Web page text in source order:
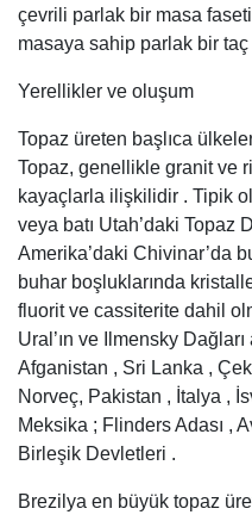
çevrili parlak bir masa
masaya sahip parlak bir
Yerellikler ve oluşum
Topaz üreten başlıca
Topaz, genellikle granit ve
kayaçlarla ilişkilidir . Tipik
veya batı Utah’daki Topaz
Amerika’daki Chivinar’da
buhar boşluklarında
fluorit ve cassiterite dahil
Ural’ın ve Ilmensky
Afganistan , Sri Lanka ,
Norveç, Pakistan , İtalya ,
Meksika ; Flinders Adası ,
Birleşik Devletleri .
Brezilya en büyük topaz